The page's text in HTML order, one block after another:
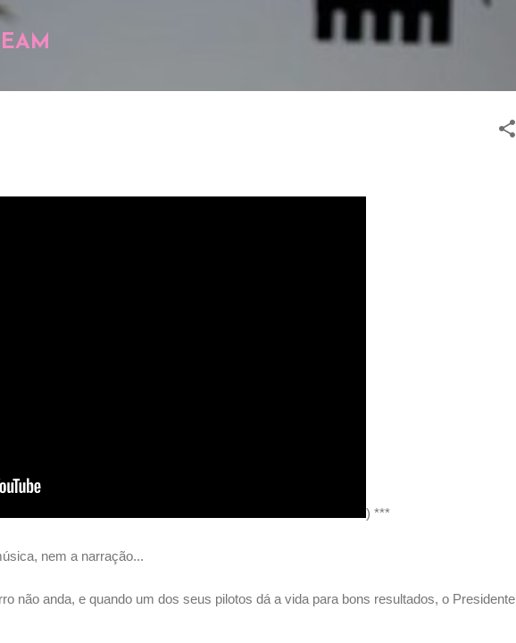
) ***
nem a narração...
não anda, e quando um dos seus pilotos dá a vida para bons resultados, o Presidente